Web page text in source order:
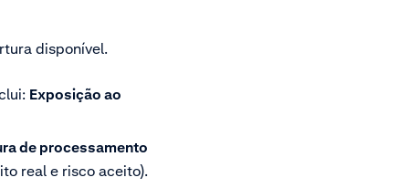
disponível.
Exposição ao
de processamento
real e risco aceito).